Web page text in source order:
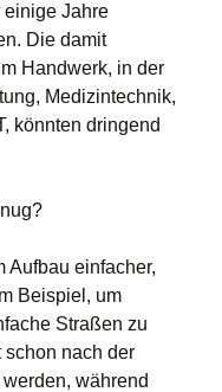
einige Jahre
Die damit
Handwerk, in der
Medizintechnik,
könnten dringend
Aufbau einfacher,
Beispiel, um
Straßen zu
schon nach der
während